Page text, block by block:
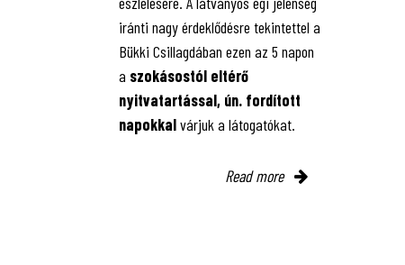
iránti nagy érdeklődésre tekintettel a
Bükki Csillagdában ezen az 5 napon
a szokásostól eltérő
nyitvatartással, ún. fordított
napokkalvárjuk a látogatókat.
Read more